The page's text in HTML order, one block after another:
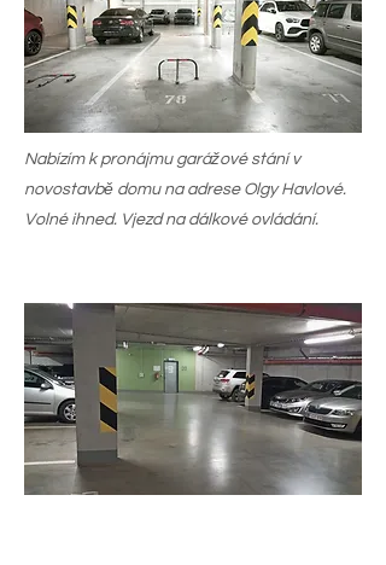
Nabízím k pronájmu garážové stání v
novostavbě domu na adrese Olgy Havlové.
Volné ihned. Vjezd na dálkové ovládání.